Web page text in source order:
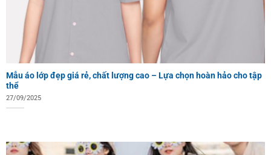
Mẫu áo lớp đẹp giá rẻ, chất lượng cao – Lựa chọn hoàn hảo cho tập
thể
27/09/2025